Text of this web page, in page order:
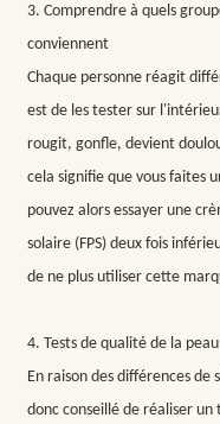
3. Comprendre à quels
conviennent
Chaque personne réagit
est de les tester sur
rougit, gonfle, devient
cela signifie que vous faites
pouvez alors essayer une
solaire (FPS) deux fois
de ne plus utiliser cette
4. Tests de qualité de la peau
En raison des différences
donc conseillé de réaliser un